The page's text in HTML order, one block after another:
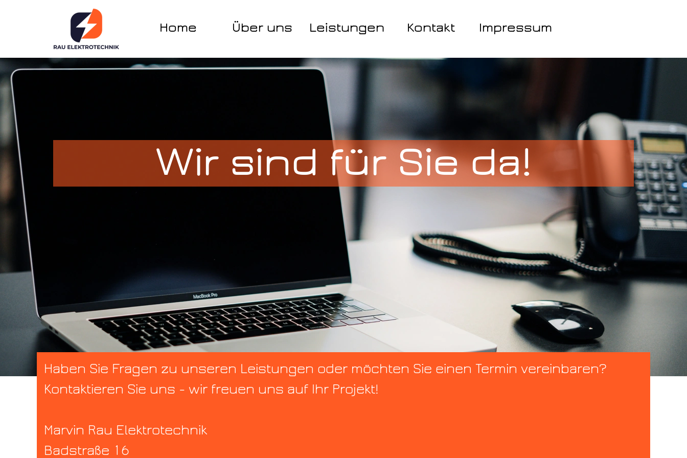
Home Über uns Leistungen Kontakt Impressum
Wir sind für Sie da!
Haben Sie Fragen zu unseren Leistungen oder möchten Sie einen Termin vereinbaren?
Kontaktieren Sie uns - wir freuen uns auf Ihr Projekt!
Marvin Rau Elektrotechnik
Badstraße 16